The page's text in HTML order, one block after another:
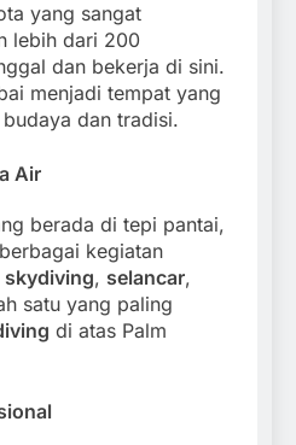
yang sangat
lebih dari 200
dan bekerja di sini.
menjadi tempat yang
dan tradisi.
Air
berada di tepi pantai,
kegiatan
skydiving, selancar,
satu yang paling
di atas Palm